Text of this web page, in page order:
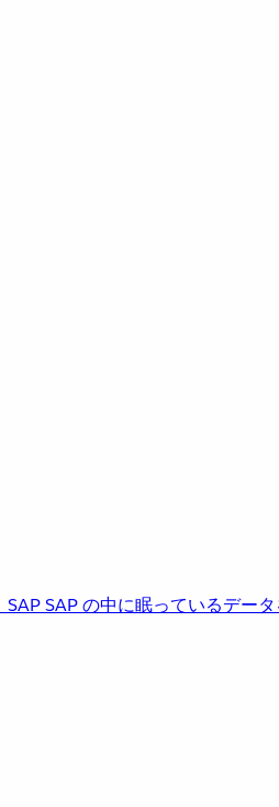
SAPSAP の中に眠っているデー